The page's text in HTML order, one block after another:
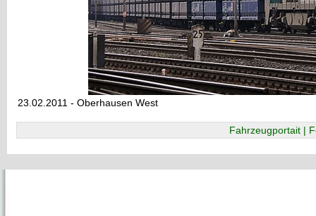
23.02.2011 - Oberhausen West
Fahrzeugportait |